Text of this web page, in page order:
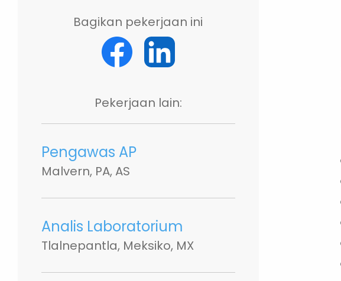
Bagikan pekerjaan ini
Pekerjaan lain:
Pengawas AP
Malvern, PA, AS
Analis Laboratorium
Tlalnepantla, Meksiko, MX